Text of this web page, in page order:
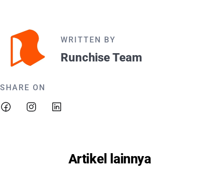
WRITTEN BY
Runchise Team
SHARE ON
Artikel lainnya